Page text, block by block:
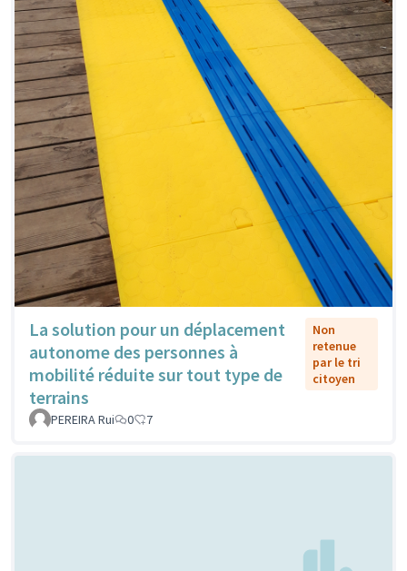
La solution pour un déplacement
autonome des personnes à
mobilité réduite sur tout type de
terrains
Non
retenue
par le tri
citoyen
PEREIRA Rui 0 7